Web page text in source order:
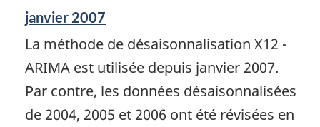
Période
référence
de
-
janvier 2007
La méthode de désaisonnalisation X12 -
ARIMA est utilisée depuis janvier 2007.
Par contre, les données désaisonnalisées
de 2004, 2005 et 2006 ont été révisées en